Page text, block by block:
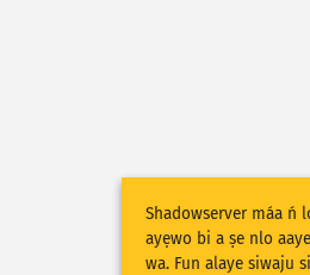
Shadowserver máa ń
ayẹwo bi a ṣe nlo
wa. Fun alaye siwaju